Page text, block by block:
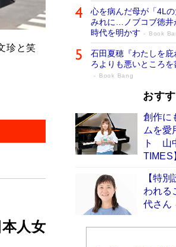
珍と笑
人女
心を病んだ母が「4L
みれに…ノブコブ徳井
時代を明かす
Book
石田夏穂『わたしを庇
ろよりも悪いところを
Book Bang
73歳でも働くしか
「なんで？ そんな馬
家・阿刀田高さんが
す
Book Bang
グに『容疑者Xの献身
並ぶ［文庫ベストセラ
和田秀樹の70代、80
おす
創作に
ムを愛
ト 山
TIMES
【特
われ
代さん